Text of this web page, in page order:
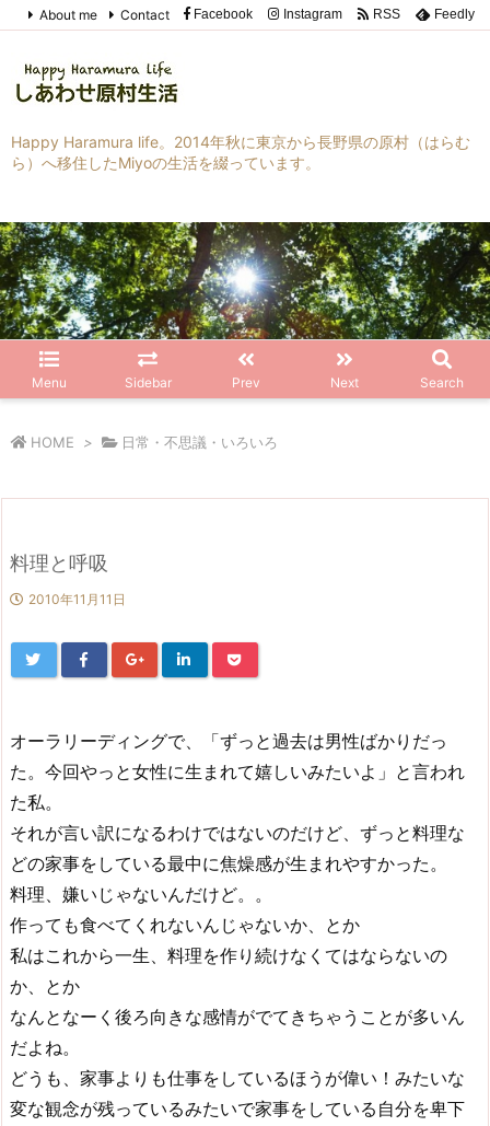
Happy Haramura life。2014年秋に東京から長野県の原村（はらむ
ら）へ移住したMiyoの生活を綴っています。
Menu Sidebar Prev Next Search
About me Contact Facebook Instagram RSS Feedly
HOME > 日常・不思議・いろいろ
料理と呼吸
2010年11月11日
オーラリーディングで、「ずっと過去は男性ばかりだっ
た。今回やっと女性に生まれて嬉しいみたいよ」と言われ
た私。
それが言い訳になるわけではないのだけど、ずっと料理な
どの家事をしている最中に焦燥感が生まれやすかった。
料理、嫌いじゃないんだけど。。
作っても食べてくれないんじゃないか、とか
私はこれから一生、料理を作り続けなくてはならないの
か、とか
なんとなーく後ろ向きな感情がでてきちゃうことが多いん
だよね。
どうも、家事よりも仕事をしているほうが偉い！みたいな
変な観念が残っているみたいで家事をしている自分を卑下